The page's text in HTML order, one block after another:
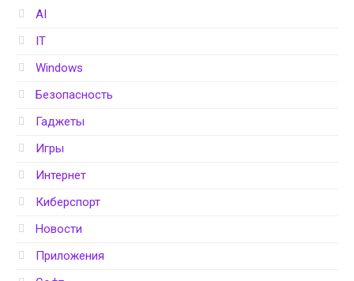
AI
IT
Windows
Безопасность
Гаджеты
Игры
Интернет
Киберспорт
Новости
Приложения